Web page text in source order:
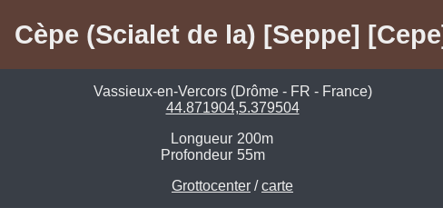
Cèpe (Scialet de la) [Seppe]
Vassieux-en-Vercors (Drôme - FR - France)
44.871904,5.379504
Longueur 200m
Profondeur 55m
Grottocenter /carte